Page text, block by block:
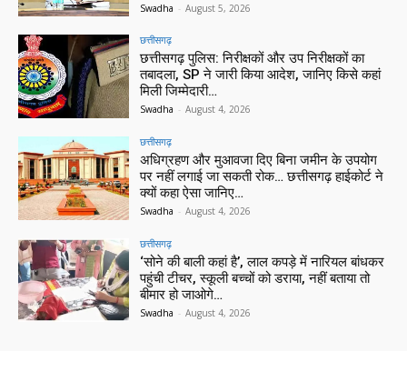
Swadha - August 5, 2026
छत्तीसगढ़
छत्तीसगढ़ पुलिस: निरीक्षकों और उप निरीक्षकों का
तबादला, SP ने जारी किया आदेश, जानिए किसे कहां
मिली जिम्मेदारी…
Swadha - August 4, 2026
छत्तीसगढ़
अधिग्रहण और मुआवजा दिए बिना जमीन के उपयोग
पर नहीं लगाई जा सकती रोक… छत्तीसगढ़ हाईकोर्ट ने
क्यों कहा ऐसा जानिए…
Swadha - August 4, 2026
छत्तीसगढ़
‘सोने की बाली कहां है’, लाल कपड़े में नारियल बांधकर
पहुंची टीचर, स्कूली बच्चों को डराया, नहीं बताया तो
बीमार हो जाओगे…
Swadha - August 4, 2026